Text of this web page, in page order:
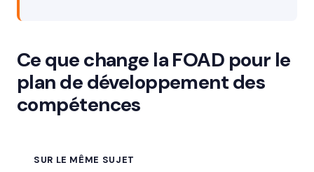
Ce que change la FOAD pour le
plan de développement des
compétences
SUR LE MÊME SUJET